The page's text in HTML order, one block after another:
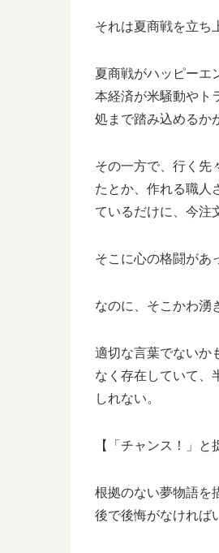
それは夏商戦を立ち
夏商戦がハッピーエ
本経済が米騒動やト
処まで踏み込めるか
その一方で、行く先
たとか、作れる職人
ているだけに、今注
そこに心の格闘があ
なのに、そこかわ湧
適切な言葉でないか
なく存在していて、
しれない。
【「チャンス！」と
根拠のない夢物語を
後で後悔がなければ